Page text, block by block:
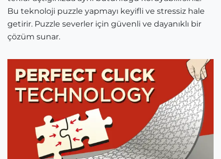
Bu teknoloji puzzle yapmayı keyifli ve stressiz hale
getirir. Puzzle severler için güvenli ve dayanıklı bir
çözüm sunar.